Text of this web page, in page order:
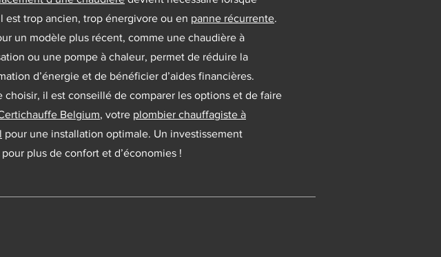
est trop ancien, trop énergivore ou en panne récurrente.
un modèle plus récent, comme une chaudière à
ou une pompe à chaleur, permet de réduire la
d’énergie et de bénéficier d’aides financières.
choisir, il est conseillé de comparer les options et de faire
Belgium, votre plombier chauffagiste à
pour une installation optimale. Un investissement
plus de confort et d’économies !